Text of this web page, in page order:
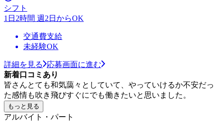
シフト
1日2時間 週2日からOK
交通費支給
未経験OK
詳細を見る
応募画面に進む
新着口コミあり
皆さんとても和気藹々としていて、やっていけるか不安だっ
た感情も吹き飛びすぐにでも働きたいと思いました。
もっと見る
アルバイト・パート